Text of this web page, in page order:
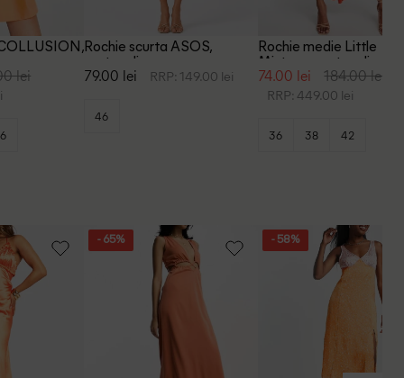
lei
Rochie scurta ASOS,
portocaliu
79.00 lei RRP: 149.00 lei
46
Rochie medie Little
Mistress, portocaliu
74.00 lei 184.00 lei
RRP: 449.00 lei
36 38 42
- 65% - 58%